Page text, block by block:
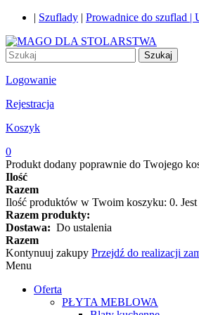
| Szuflady | Prowadnice do szuflad |
Szukaj
Logowanie
Rejestracja
Koszyk
0
Produkt dodany poprawnie do Twojego
Ilość
Razem
Ilość produktów w Twoim koszyku: 0.
Razem produkty:
Dostawa: Do ustalenia
Razem
Kontynuuj zakupy Przejdź do realizacji
Menu
Oferta
PŁYTA MEBLOWA